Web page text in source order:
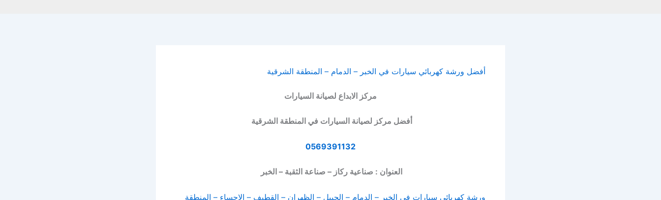
أفضل ورشة كهربائي سيارات في الخبر – الدمام – المنطقة الشرقية
مركز الابداع لصيانة السيارات
أفضل مركز لصيانة السيارات في المنطقة الشرقية
0569391132
العنوان : صناعية ركاز – صناعة الثقبة – الخبر
ورشة كهربائي سيارات في الخبر – الدمام – الجبيل – الظهران – القطيف – الاحساء – المنطقة